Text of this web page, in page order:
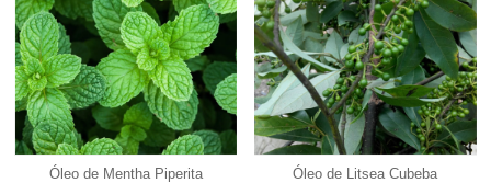
Óleo de Mentha Piperita Óleo de Litsea Cubeba